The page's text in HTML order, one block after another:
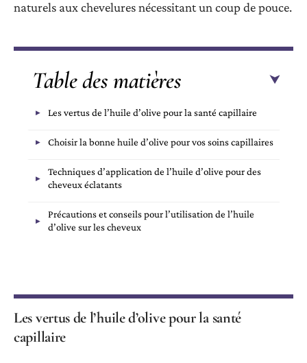
naturels aux chevelures nécessitant un coup de pouce.
Table des matières
Les vertus de l’huile d’olive pour la santé capillaire
Choisir la bonne huile d’olive pour vos soins capillaires
Techniques d’application de l’huile d’olive pour des
cheveux éclatants
Précautions et conseils pour l’utilisation de l’huile
d’olive sur les cheveux
Les vertus de l’huile d’olive pour la santé
capillaire